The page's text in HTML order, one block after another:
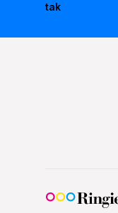
tak